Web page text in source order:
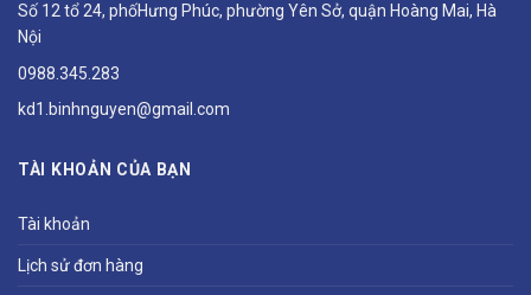
Số 12 tổ 24, phốHưng Phúc, phường Yên Sở, quận Hoàng Mai, Hà
Nội
0988.345.283
kd1.binhnguyen@gmail.com
TÀI KHOẢN CỦA BẠN
Tài khoản
Lịch sử đơn hàng